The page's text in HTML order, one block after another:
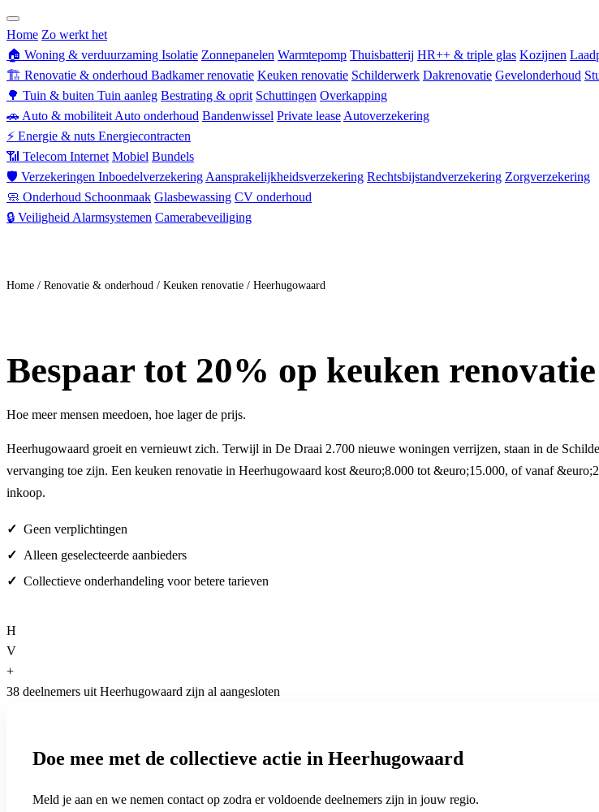
Home Zo werkt het
🏠 Woning & verduurzaming Isolatie Zonnepanelen Warmtepomp Thuisbatterij HR++ & triple glas Kozijnen
🏗 Renovatie & onderhoud Badkamer renovatie Keuken renovatie Schilderwerk Dakrenovatie Gevelonderhoud
🌳 Tuin & buiten Tuin aanleg Bestrating & oprit Schuttingen Overkapping
🚗 Auto & mobiliteit Auto onderhoud Bandenwissel Private lease Autoverzekering
⚡ Energie & nuts Energiecontracten
📶 Telecom Internet Mobiel Bundels
🛡 Verzekeringen Inboedelverzekering Aansprakelijkheidsverzekering Rechtsbijstandverzekering Zorgverzekering
🧼 Onderhoud Schoonmaak Glasbewassing CV onderhoud
🔒 Veiligheid Alarmsystemen Camerabeveiliging
Home / Renovatie & onderhoud / Keuken renovatie / Heerhugowaard
Bespaar tot 20% op keuken
Hoe meer mensen meedoen, hoe lager de prijs.
Heerhugowaard groeit en vernieuwt zich. Terwijl in De Draai 2.700 nieuwe woningen verrijzen, staan in de
vervanging toe zijn. Een keuken renovatie in Heerhugowaard kost &euro;8.000 tot &euro;15.000, of vanaf
inkoop.
Geen verplichtingen
Alleen geselecteerde aanbieders
Collectieve onderhandeling voor betere tarieven
H
V
+
38 deelnemers uit Heerhugowaard zijn al aangesloten
Doe mee met de collectieve actie in Heerhugowaard
Meld je aan en we nemen contact op zodra er voldoende deelnemers zijn in jouw regio.